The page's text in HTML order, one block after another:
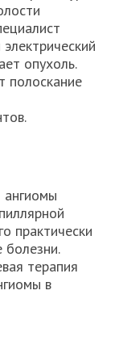
опухоль.
полоскание
практически
болезни.
терапия
в